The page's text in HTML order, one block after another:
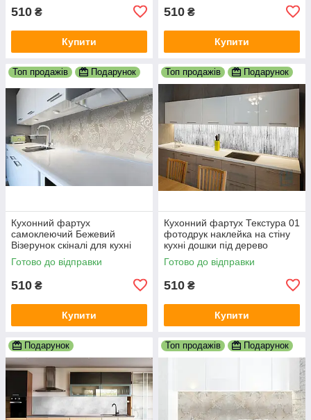
510 ₴
Купити
510 ₴
Купити
Топ продажів Подарунок
Кухонний фартух
самоклеючий Бежевий
Візерунок скіналі для кухні
наклейка ПВХ рослинний
орнамент 600х2000 мм
Готово до відправки
510 ₴
Купити
Топ продажів Подарунок
Кухонний фартух Текстура 01
фотодрук наклейка на стіну
кухні дошки під дерево
абстракція 600х2000 мм
Готово до відправки
510 ₴
Купити
Подарунок Топ продажів Подарунок